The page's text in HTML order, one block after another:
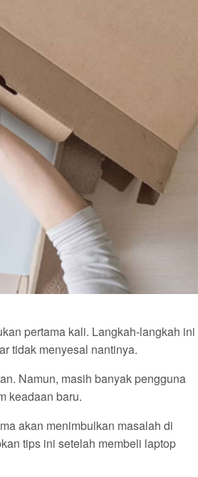
pertama kali. Langkah-langkah ini
tidak menyesal nantinya.
Namun, masih banyak pengguna
keadaan baru.
akan menimbulkan masalah di
tips ini setelah membeli laptop